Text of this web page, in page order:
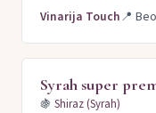
Vinarija Touch📍
Syrah super
🍇 Shiraz (Syrah)